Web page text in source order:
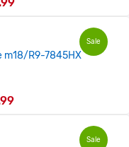
Sale
m18/R9-7845HX
Sale